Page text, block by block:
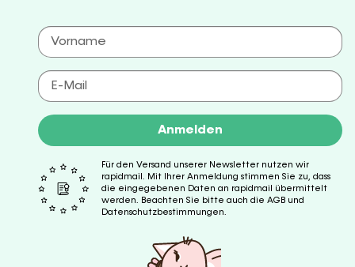
Anmelden
Für den Versand unserer Newsletter nutzen wir
rapidmail. Mit Ihrer Anmeldung stimmen Sie zu, dass
die eingegebenen Daten an rapidmail übermittelt
werden. Beachten Sie bitte auch die AGB und
Datenschutzbestimmungen.